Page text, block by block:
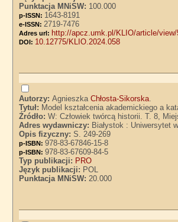
Punktacja MNiSW: 100.000
p-ISSN: 1643-8191
e-ISSN: 2719-7476
Adres url: http://apcz.umk.pl/KLIO/article/view/
DOI: 10.12775/KLIO.2024.058
Autorzy:AgnieszkaChłosta-Sikorska.
Tytuł: Model kształcenia akademickiego a
Źródło:W: Człowiek twórcą historii. T. 8,
Adres wydawniczy: Białystok : Uniwersytet
Opis fizyczny:S. 249-269
p-ISBN:978-83-67846-15-8
p-ISBN:978-83-67609-84-5
Typ publikacji: PRO
Język publikacji: POL
Punktacja MNiSW:20.000